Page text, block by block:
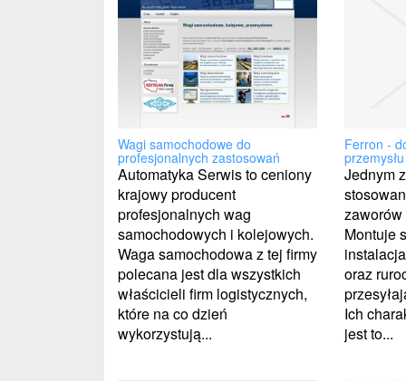
Wagi samochodowe do
profesjonalnych zastosowań
Automatyka Serwis to ceniony
krajowy producent
profesjonalnych wag
samochodowych i kolejowych.
Waga samochodowa z tej firmy
polecana jest dla wszystkich
właścicieli firm logistycznych,
które na co dzień
wykorzystują...
Ferron -
przemysłu
Jednym
Montuje
oraz
Ich
jest to...